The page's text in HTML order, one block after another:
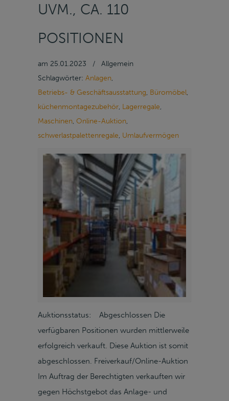
UVM., CA. 110
POSITIONEN
am 25.01.2023 /
Allgemein
Schlagwörter: Anlagen,
Betriebs- & Geschäftsausstattung, Büromöbel,
küchenmontagezubehör, Lagerregale,
Maschinen, Online-Auktion,
schwerlastpalettenregale, Umlaufvermögen
Auktionsstatus: Abgeschlossen Die
verfügbaren Positionen wurden mittlerweile
erfolgreich verkauft. Diese Auktion ist somit
abgeschlossen. Freiverkauf/Online-Auktion
Im Auftrag der Berechtigten verkauften wir
gegen Höchstgebot das Anlage- und